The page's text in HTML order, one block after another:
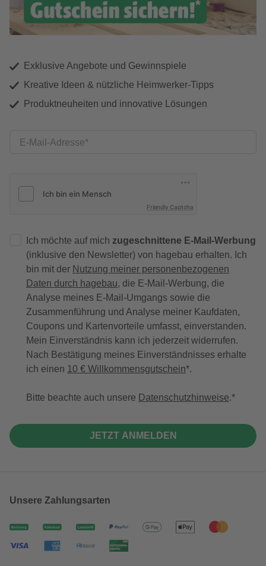
Exklusive Angebote und Gewinnspiele
Kreative Ideen & nützliche Heimwerker-Tipps
Produktneuheiten und innovative Lösungen
E-Mail-Adresse
Friendly Captcha
Ich möchte auf mich zugeschnittene E-Mail-Werbung
(inklusive den Newsletter) von hagebau erhalten. Ich
bin mit der Nutzung meiner personenbezogenen
Daten durch hagebau, die E-Mail-Werbung, die
Analyse meines E-Mail-Umgangs sowie die
Zusammenführung und Analyse meiner Kaufdaten,
Coupons und Kartenvorteile umfasst, einverstanden.
Mein Einverständnis kann ich jederzeit widerrufen.
Nach Bestätigung meines Einverständnisses erhalte
ich einen 10 € Willkommensgutschein*.
Bitte beachte auch unsere Datenschutzhinweise.
JETZT ANMELDEN
Unsere Zahlungsarten